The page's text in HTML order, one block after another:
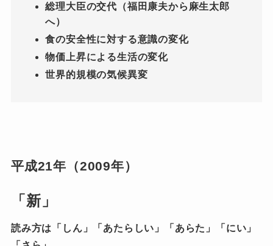
総理大臣の交代（福田康夫から麻生太郎
へ）
食の安全性に対する意識の変化
物価上昇による生活の変化
世界的規模の気候異変
平成21年（2009年）
「新」
読み方は「しん」「あたらしい」「あらた」「にい」